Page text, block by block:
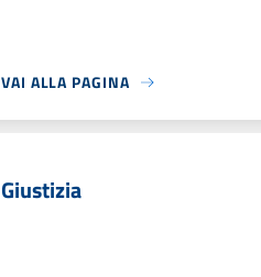
VAI ALLA PAGINA
Giustizia